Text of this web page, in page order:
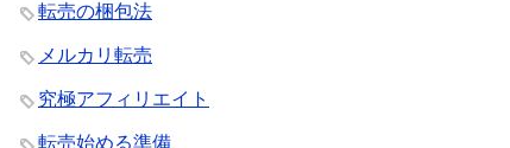
転売の梱包法
メルカリ転売
究極アフィリエイト
転売始める準備